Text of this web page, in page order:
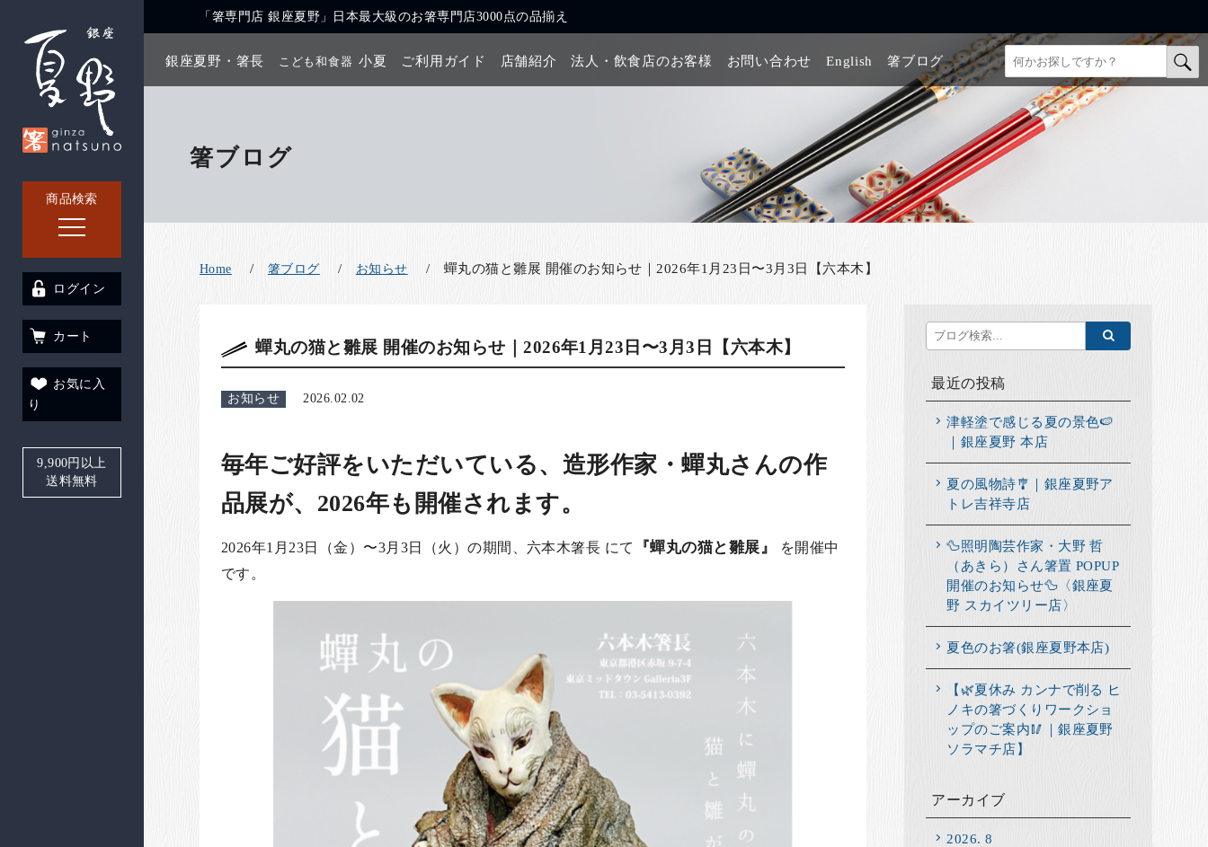
商品検索
「箸専門店 銀座夏野」日本最大級のお箸専門店3000点の品揃え
銀座夏野・箸長 こども和食器 小夏 ご利用ガイド 店舗紹介 法人・飲食店のお客様 お問い合わせ English 箸ブログ
ログイン
カート
お気に入
り
9,900円以上
送料無料
箸ブログ
Home 箸ブログ お知らせ 蟬丸の猫と雛展 開催のお知らせ｜2026年1月23日〜3月3日【六本木】
蟬丸の猫と雛展 開催のお知らせ｜2026年1月23日〜3月3日【六本木】
お知らせ 2026.02.02
毎年ご好評をいただいている、造形作家・蟬丸さんの作
品展が、2026年も開催されます。
2026年1月23日（金）〜3月3日（火）の期間、六本木箸長 にて 『蟬丸の猫と雛展』
を開催中
です。
最近の投稿
津軽塗で感じる夏の景色🍉
｜銀座夏野 本店
夏の風物詩🎐｜銀座夏野ア
トレ吉祥寺店
🦆照明陶芸作家・大野 哲
（あきら）さん箸置 POPUP
開催のお知らせ🦆〈銀座夏
野 スカイツリー店〉
夏色のお箸(銀座夏野本店)
【🌿夏休み カンナで削る ヒ
ノキの箸づくりワークショ
ップのご案内🥢｜銀座夏野
ソラマチ店】
アーカイブ
2026. 8